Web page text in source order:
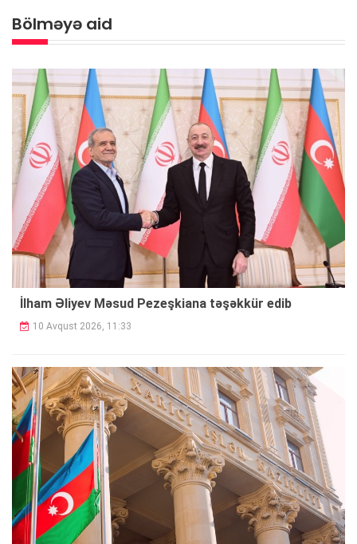
Bölməyə aid
İlham Əliyev Məsud Pezeşkiana təşəkkür edib
10 Avqust 2026, 11:33